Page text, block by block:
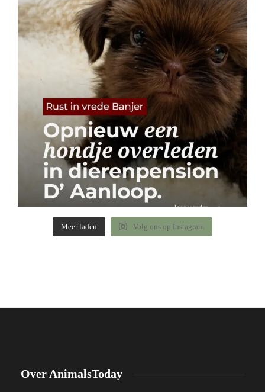
Meer laden Volg ons op Instagram
Over AnimalsToday